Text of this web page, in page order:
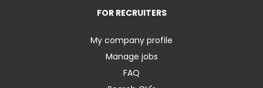
FOR RECRUITERS
My company profile
Manage jobs
FAQ